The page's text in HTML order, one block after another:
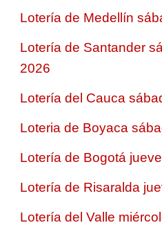
Lotería de Medellín
Lotería de Santander
2026
Lotería del Cauca
Loteria de Boyaca
Lotería de Bogotá
Lotería de Risaralda
Lotería del Valle